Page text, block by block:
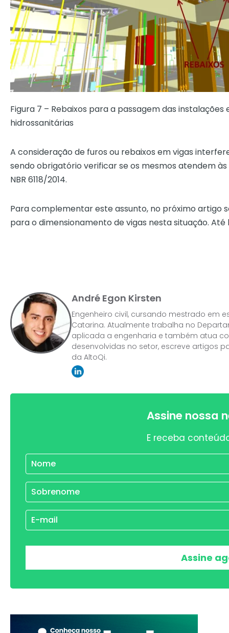
Figura 7 – Rebaixos para a passagem das instalações
hidrossanitárias
A consideração de furos ou rebaixos em vigas
sendo obrigatório verificar se os mesmos atendem
NBR 6118/2014.
Para complementar este assunto, no próximo artigo
para o dimensionamento de vigas nesta situação. Até
André Egon Kirsten
Engenheiro civil, cursando mestrado em
Catarina. Atualmente trabalha no
aplicada a engenharia e também atua
desenvolvidas no setor, escreve artigos
da AltoQi.
Assine nossa
E receba